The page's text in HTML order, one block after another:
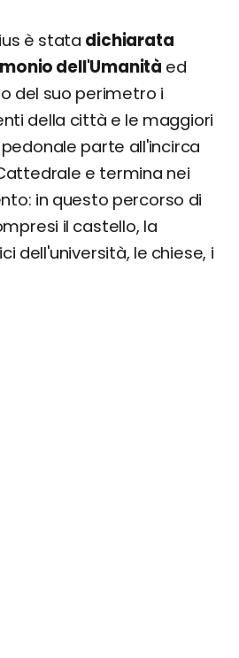
è stata dichiarata
dell'Umanità ed
del suo perimetro i
della città e le maggiori
parte all'incirca
e termina nei
in questo percorso di
il castello, la
dell'università, le chiese, i